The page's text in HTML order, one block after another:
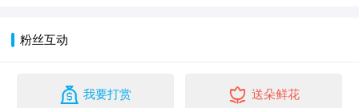
粉丝互动
 我要打赏  送朵鲜花